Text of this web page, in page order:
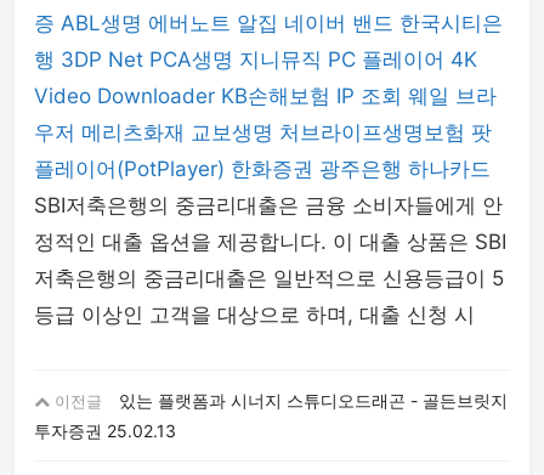
증 ABL생명 에버노트 알집 네이버 밴드 한국시티은
행 3DP Net PCA생명 지니뮤직 PC 플레이어 4K
Video Downloader KB손해보험 IP 조회 웨일 브라
우저 메리츠화재 교보생명 처브라이프생명보험 팟
플레이어(PotPlayer) 한화증권 광주은행 하나카드
SBI저축은행의 중금리대출은 금융 소비자들에게 안
정적인 대출 옵션을 제공합니다. 이 대출 상품은 SBI
저축은행의 중금리대출은 일반적으로 신용등급이 5
등급 이상인 고객을 대상으로 하며, 대출 신청 시
이전글
있는 플랫폼과 시너지 스튜디오드래곤 - 골든브릿지
투자증권 25.02.13